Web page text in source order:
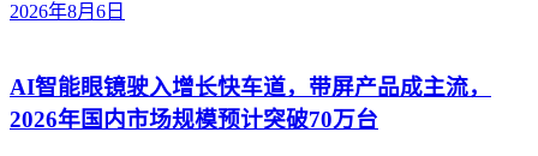
2026年8月6日
AI智能眼镜驶入增长快车道，带屏产品成主流，
2026年国内市场规模预计突破70万台